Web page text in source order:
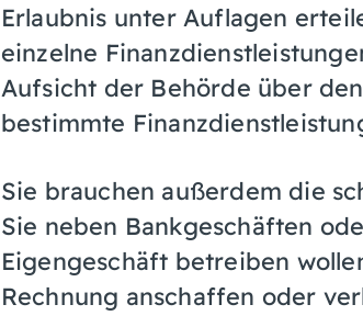
Erlaubnis unter Auflagen
einzelne
Aufsicht der Behörde über
bestimmte
Sie brauchen außerdem die
Sie neben Bankgeschäften
Eigengeschäft betreiben
Rechnung anschaffen oder